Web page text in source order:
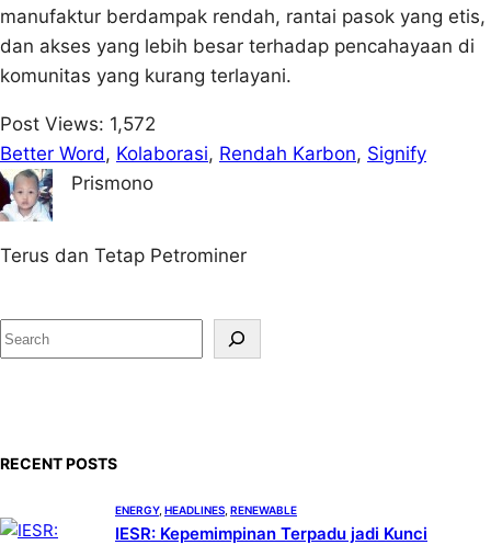
manufaktur berdampak rendah, rantai pasok yang etis,
dan akses yang lebih besar terhadap pencahayaan di
komunitas yang kurang terlayani.
Post Views: 1,572
Better Word, Kolaborasi, Rendah Karbon, Signify
Prismono
Terus dan Tetap Petrominer
S
e
RECENT POSTS
ENERGY, HEADLINES RENEWABLE
IESR: Kepemimpinan Terpadu jadi Kunci